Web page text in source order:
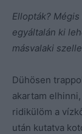
Ellopták?
egyáltalán ki
másvalaki
Dühösen
akartam
ridikülöm a
után kutatva